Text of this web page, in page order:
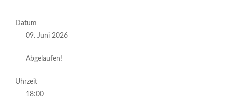
Datum
09. Juni 2026
Abgelaufen!
Uhrzeit
18:00